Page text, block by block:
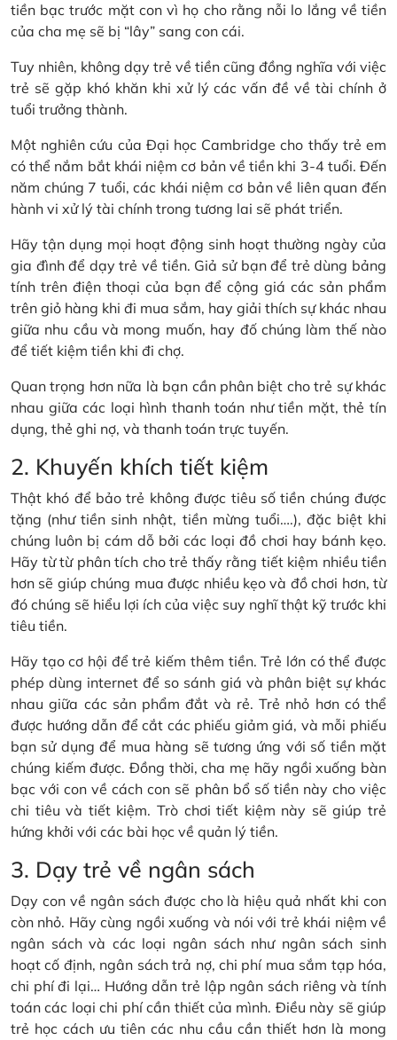
tiền bạc trước mặt con vì họ cho rằng nỗi lo lắng về tiền
của cha mẹ sẽ bị “lây” sang con cái.
Tuy nhiên, không dạy trẻ về tiền cũng đồng nghĩa với việc
trẻ sẽ gặp khó khăn khi xử lý các vấn đề về tài chính ở
tuổi trưởng thành.
Một nghiên cứu của Đại học Cambridge cho thấy trẻ em
có thể nắm bắt khái niệm cơ bản về tiền khi 3-4 tuổi. Đến
năm chúng 7 tuổi, các khái niệm cơ bản về liên quan đến
hành vi xử lý tài chính trong tương lai sẽ phát triển.
Hãy tận dụng mọi hoạt động sinh hoạt thường ngày của
gia đình để dạy trẻ về tiền. Giả sử bạn để trẻ dùng bảng
tính trên điện thoại của bạn để cộng giá các sản phẩm
trên giỏ hàng khi đi mua sắm, hay giải thích sự khác nhau
giữa nhu cầu và mong muốn, hay đố chúng làm thế nào
để tiết kiệm tiền khi đi chợ.
Quan trọng hơn nữa là bạn cần phân biệt cho trẻ sự khác
nhau giữa các loại hình thanh toán như tiền mặt, thẻ tín
dụng, thẻ ghi nợ, và thanh toán trực tuyến.
2. Khuyến khích tiết kiệm
Thật khó để bảo trẻ không được tiêu số tiền chúng được
tặng (như tiền sinh nhật, tiền mừng tuổi….), đặc biệt khi
chúng luôn bị cám dỗ bởi các loại đồ chơi hay bánh kẹo.
Hãy từ từ phân tích cho trẻ thấy rằng tiết kiệm nhiều tiền
hơn sẽ giúp chúng mua được nhiều kẹo và đồ chơi hơn, từ
đó chúng sẽ hiểu lợi ích của việc suy nghĩ thật kỹ trước khi
tiêu tiền.
Hãy tạo cơ hội để trẻ kiếm thêm tiền. Trẻ lớn có thể được
phép dùng internet để so sánh giá và phân biệt sự khác
nhau giữa các sản phẩm đắt và rẻ. Trẻ nhỏ hơn có thể
được hướng dẫn để cắt các phiếu giảm giá, và mỗi phiếu
bạn sử dụng để mua hàng sẽ tương ứng với số tiền mặt
chúng kiếm được. Đồng thời, cha mẹ hãy ngồi xuống bàn
bạc với con về cách con sẽ phân bổ số tiền này cho việc
chi tiêu và tiết kiệm. Trò chơi tiết kiệm này sẽ giúp trẻ
hứng khởi với các bài học về quản lý tiền.
3. Dạy trẻ về ngân sách
Dạy con về ngân sách được cho là hiệu quả nhất khi con
còn nhỏ. Hãy cùng ngồi xuống và nói với trẻ khái niệm về
ngân sách và các loại ngân sách như ngân sách sinh
hoạt cố định, ngân sách trả nợ, chi phí mua sắm tạp hóa,
chi phí đi lại… Hướng dẫn trẻ lập ngân sách riêng và tính
toán các loại chi phí cần thiết của mình. Điều này sẽ giúp
trẻ học cách ưu tiên các nhu cầu cần thiết hơn là mong